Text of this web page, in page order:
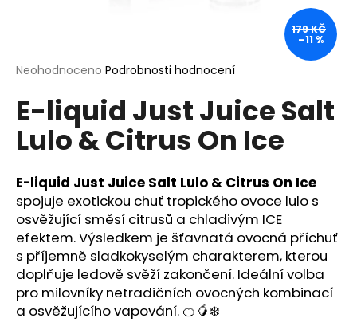
Průměrné
produktu
je
0,0
hvězdiček.
Neohodnoceno Podrobnosti hodnocení
E-liquid Just Juice Salt
Lulo & Citrus On Ice
E-liquid Just Juice Salt Lulo & Citrus On Ice
spojuje exotickou chuť tropického ovoce lulo s
osvěžující směsí citrusů a chladivým ICE
efektem. Výsledkem je šťavnatá ovocná příchuť
s příjemně sladkokyselým charakterem, kterou
doplňuje ledově svěží zakončení. Ideální volba
pro milovníky netradičních ovocných kombinací
a osvěžujícího vapování. 🍊🥭❄️
179 KČ
–11 %
í
t
?
HLEDAT
D
o
p
o